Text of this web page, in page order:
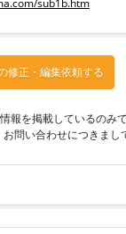
sub1b.htm
修正・編集依頼する
報を掲載しているのみ
問い合わせにつきま